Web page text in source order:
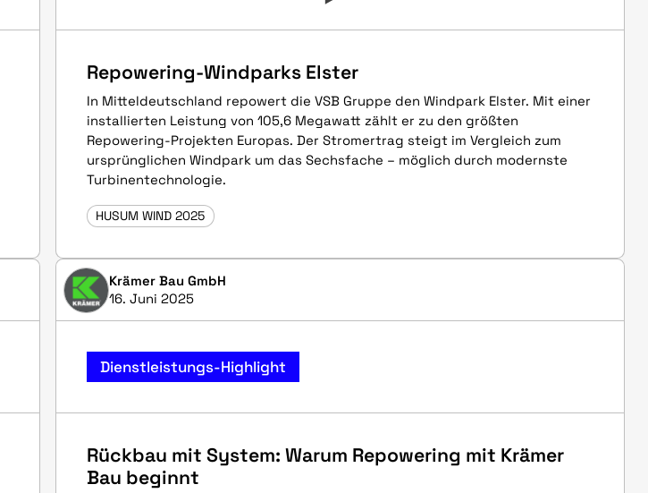
Repowering-Windparks Elster
In Mitteldeutschland repowert die VSB Gruppe den Windpark Elster. Mit einer
installierten Leistung von 105,6 Megawatt zählt er zu den größten
Repowering-Projekten Europas. Der Stromertrag steigt im Vergleich zum
ursprünglichen Windpark um das Sechsfache – möglich durch modernste
Turbinentechnologie.
HUSUM WIND 2025
Krämer Bau GmbH
16. Juni 2025
Dienstleistungs-Highlight
Rückbau mit System: Warum Repowering mit Krämer
Bau beginnt